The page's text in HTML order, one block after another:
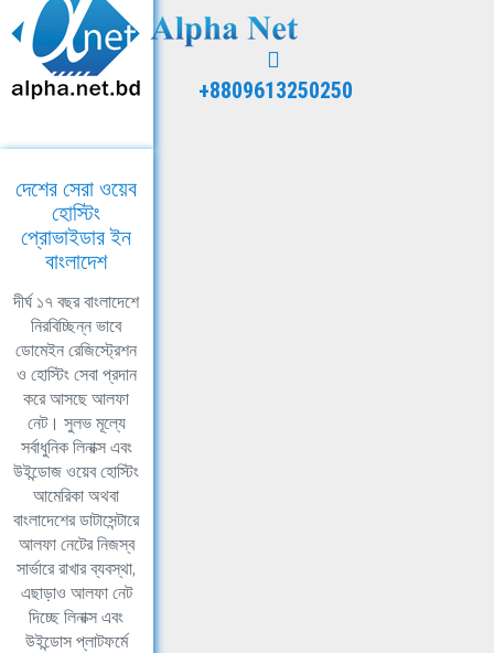
+8809613250250
দেশের সেরা ওয়েব
হোস্টিং
প্রোভাইডার ইন
বাংলাদেশ
দীর্ঘ ১৭ বছর বাংলাদেশে
নিরবিচ্ছিন্ন ভাবে
ডোমেইন রেজিস্ট্রেশন
ও হোস্টিং সেবা প্রদান
করে আসছে আলফা
নেট। সুলভ মূল্যে
সর্বাধুনিক লিনাক্স এবং
উইন্ডোজ ওয়েব হোস্টিং
আমেরিকা অথবা
বাংলাদেশের ডাটাসেন্টারে
আলফা নেটের নিজস্ব
সার্ভারে রাখার ব্যবস্থা,
এছাড়াও আলফা নেট
দিচ্ছে লিনাক্স এবং
উইন্ডোস প্লাটফর্মে